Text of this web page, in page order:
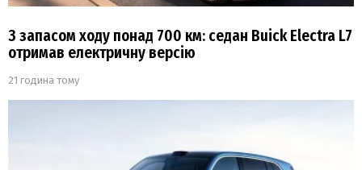
З запасом ходу понад 700 км: седан Buick Electra L7
отримав електричну версію
21 година тому